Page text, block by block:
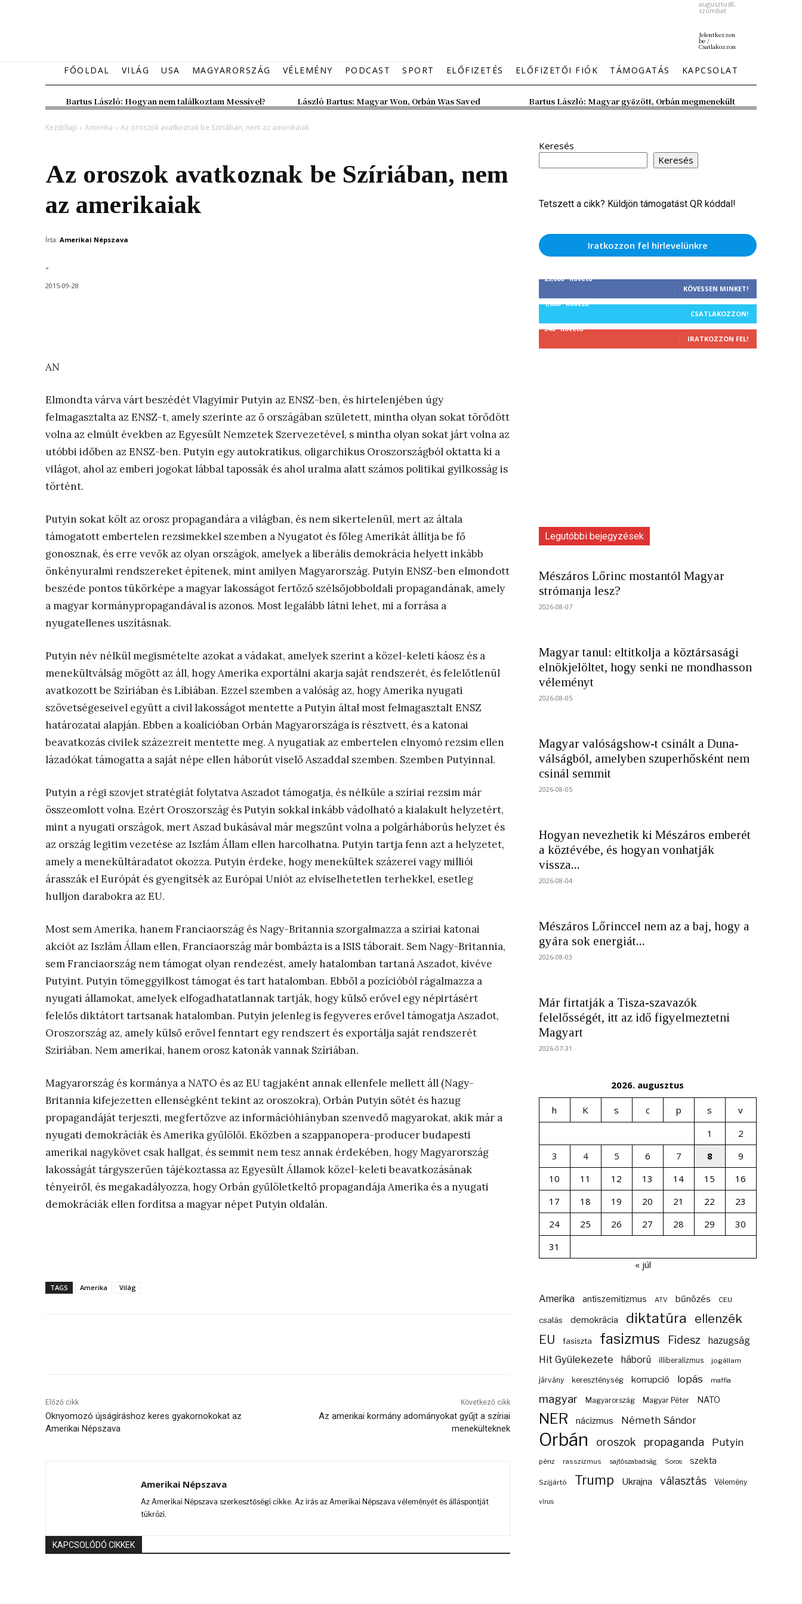
augusztus8,
szombat
Jelentkezzen
be /
Csatlakozzon
FŐOLDAL VILÁG USA MAGYARORSZÁG VÉLEMÉNY PODCAST SPORT ELŐFIZETÉS ELŐFIZETŐI FIÓK TÁMOGATÁS KAPCSOLAT
Bartus László: Hogyan nem találkoztam Messivel? László Bartus: Magyar Won, Orbán Was Saved Bartus László: Magyar győzött, Orbán megmenekült
Kezdőlap Amerika Az oroszok avatkoznak be Szíriában, nem az amerikaiak
Az oroszok avatkoznak be Szíriában, nem
az amerikaiak
Írta: Amerikai Népszava
-
2015-09-28
AN
Elmondta várva várt beszédét Vlagyimir Putyin az ENSZ-ben, és hirtelenjében úgy
felmagasztalta az ENSZ-t, amely szerinte az ő országában született, mintha olyan sokat törődött
volna az elmúlt években az Egyesült Nemzetek Szervezetével, s mintha olyan sokat járt volna az
utóbbi időben az ENSZ-ben. Putyin egy autokratikus, oligarchikus Oroszországból oktatta ki a
világot, ahol az emberi jogokat lábbal tapossák és ahol uralma alatt számos politikai gyilkosság is
történt.
Putyin sokat költ az orosz propagandára a világban, és nem sikertelenül, mert az általa
támogatott embertelen rezsimekkel szemben a Nyugatot és főleg Amerikát állítja be fő
gonosznak, és erre vevők az olyan országok, amelyek a liberális demokrácia helyett inkább
önkényuralmi rendszereket építenek, mint amilyen Magyarország. Putyin ENSZ-ben elmondott
beszéde pontos tükörképe a magyar lakosságot fertőző szélsőjobboldali propagandának, amely
a magyar kormánypropagandával is azonos. Most legalább látni lehet, mi a forrása a
nyugatellenes uszításnak.
Putyin név nélkül megismételte azokat a vádakat, amelyek szerint a közel-keleti káosz és a
menekültválság mögött az áll, hogy Amerika exportálni akarja saját rendszerét, és felelőtlenül
avatkozott be Szíriában és Líbiában. Ezzel szemben a valóság az, hogy Amerika nyugati
szövetségeseivel együtt a civil lakosságot mentette a Putyin által most felmagasztalt ENSZ
határozatai alapján. Ebben a koalícióban Orbán Magyarországa is résztvett, és a katonai
beavatkozás civilek százezreit mentette meg. A nyugatiak az embertelen elnyomó rezsim ellen
lázadókat támogatta a saját népe ellen háborút viselő Aszaddal szemben. Szemben Putyinnal.
Putyin a régi szovjet stratégiát folytatva Aszadot támogatja, és nélküle a szíriai rezsim már
összeomlott volna. Ezért Oroszország és Putyin sokkal inkább vádolható a kialakult helyzetért,
mint a nyugati országok, mert Aszad bukásával már megszűnt volna a polgárháborús helyzet és
az ország legitim vezetése az Iszlám Állam ellen harcolhatna. Putyin tartja fenn azt a helyzetet,
amely a menekültáradatot okozza. Putyin érdeke, hogy menekültek százerei vagy milliói
árasszák el Európát és gyengítsék az Európai Uniót az elviselhetetlen terhekkel, esetleg
hulljon darabokra az EU.
Most sem Amerika, hanem Franciaország és Nagy-Britannia szorgalmazza a szíriai katonai
akciót az Iszlám Állam ellen, Franciaország már bombázta is a ISIS táborait. Sem Nagy-Britannia,
sem Franciaország nem támogat olyan rendezést, amely hatalomban tartaná Aszadot, kivéve
Putyint. Putyin tömeggyilkost támogat és tart hatalomban. Ebből a pozícióból rágalmazza a
nyugati államokat, amelyek elfogadhatatlannak tartják, hogy külső erővel egy népirtásért
felelős diktátort tartsanak hatalomban. Putyin jelenleg is fegyveres erővel támogatja Aszadot,
Oroszország az, amely külső erővel fenntart egy rendszert és exportálja saját rendszerét
Szíriában. Nem amerikai, hanem orosz katonák vannak Szíriában.
Magyarország és kormánya a NATO és az EU tagjaként annak ellenfele mellett áll (Nagy-
Britannia kifejezetten ellenségként tekint az oroszokra), Orbán Putyin sötét és hazug
propagandáját terjeszti, megfertőzve az információhiányban szenvedő magyarokat, akik már a
nyugati demokráciák és Amerika gyűlölői. Eközben a szappanopera-producer budapesti
amerikai nagykövet csak hallgat, és semmit nem tesz annak érdekében, hogy Magyarország
lakosságát tárgyszerűen tájékoztassa az Egyesült Államok közel-keleti beavatkozásának
tényeiről, és megakadályozza, hogy Orbán gyűlöletkeltő propagandája Amerika és a nyugati
demokráciák ellen fordítsa a magyar népet Putyin oldalán.
TAGS Amerika Világ
Előző cikk
Oknyomozó újságíráshoz keres gyakornokokat az
Amerikai Népszava
Következő cikk
Az amerikai kormány adományokat gyűjt a szíriai
menekülteknek
Amerikai Népszava
Az Amerikai Népszava szerkesztőségi cikke. Az írás az Amerikai Népszava véleményét és álláspontját
tükrözi.
KAPCSOLÓDÓ CIKKEK
Keresés
Keresés
Tetszett a cikk? Küldjön támogatást QR kóddal!
Iratkozzon fel hírlevelünkre
25,000 Követő
KÖVESSEN MINKET!
1,000 Követő
CSATLAKOZZON!
340 Követő
IRATKOZZON FEL!
Legutóbbi bejegyzések
Mészáros Lőrinc mostantól Magyar
strómanja lesz?
2026-08-07
Magyar tanul: eltitkolja a köztársasági
elnökjelöltet, hogy senki ne mondhasson
véleményt
2026-08-05
Magyar valóságshow-t csinált a Duna-
válságból, amelyben szuperhősként nem
csinál semmit
2026-08-05
Hogyan nevezhetik ki Mészáros emberét
a köztévébe, és hogyan vonhatják
vissza...
2026-08-04
Mészáros Lőrinccel nem az a baj, hogy a
gyára sok energiát...
2026-08-03
Már firtatják a Tisza-szavazók
felelősségét, itt az idő figyelmeztetni
Magyart
2026-07-31
2026. augusztus
h K s c p s
v
1
2
3
4 5 6 7 8
9
10
11 12 13 14 15
16
17
18 19 20 21 22
23
24
25 26 27 28 29
30
31
« júl
Amerika antiszemitizmus ATV bűnözés CEU
csalás demokrácia diktatúra ellenzék
EU fasiszta fasizmus Fidesz hazugság
Hit Gyülekezete háború illiberalizmus jogállam
járvány kereszténység korrupció lopás maffia
magyar Magyarország Magyar Péter NATO
NER nácizmus Németh Sándor
Orbán oroszok propaganda Putyin
pénz rasszizmus sajtószabadság Soros szekta
Szijjártó Trump Ukrajna választás Vélemény
vírus